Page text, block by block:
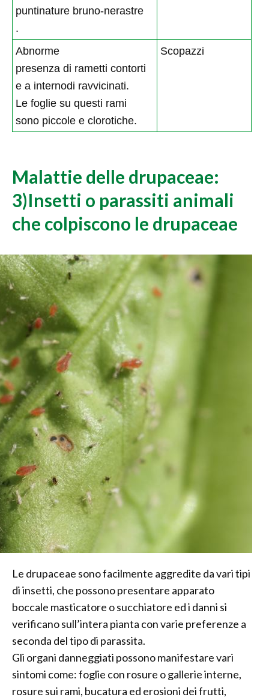
puntinature bruno-nerastre
.
Abnorme
presenza di rametti contorti
e a internodi ravvicinati.
Le foglie su questi rami
sono piccole e clorotiche.
Scopazzi
Malattie delle drupaceae:
3)Insetti o parassiti animali
che colpiscono le drupaceae
Le drupaceae sono facilmente aggredite da vari tipi
di insetti, che possono presentare apparato
boccale masticatore o succhiatore ed i danni si
verificano sull’intera pianta con varie preferenze a
seconda del tipo di parassita.
Gli organi danneggiati possono manifestare vari
sintomi come: foglie con rosure o gallerie interne,
rosure sui rami, bucatura ed erosioni dei frutti,